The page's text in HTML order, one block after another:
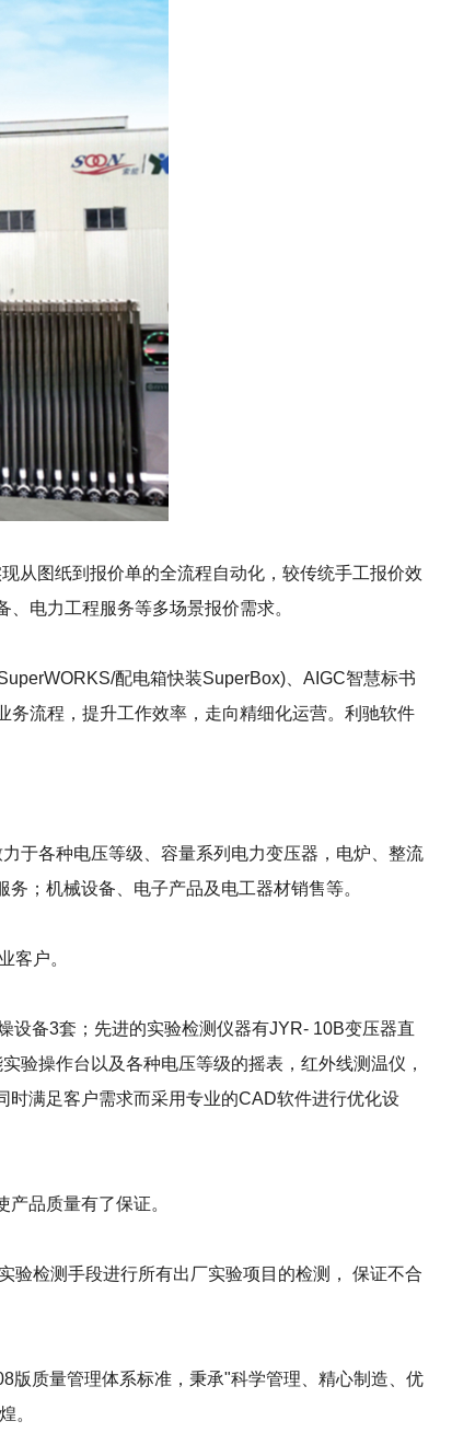
从图纸到报价单的全流程自动化，较传统手工报价效
电力工程服务等多场景报价需求。
配电箱快装SuperBox)、AIGC智慧标书
务流程，提升工作效率，走向精细化运营。利驰软件
于各种电压等级、容量系列电力变压器，电炉、整流
；机械设备、电子产品及电工器材销售等。
客户。
设备3套；先进的实验检测仪器有JYR- 10B变压器直
验操作台以及各种电压等级的摇表，红外线测温仪，
满足客户需求而采用专业的CAD软件进行优化设
品质量有了保证。
验检测手段进行所有出厂实验项目的检测， 保证不合
版质量管理体系标准，秉承"科学管理、精心制造、优
。